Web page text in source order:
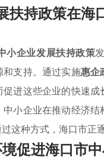
扶持政策在海
小企业发展扶持政策
支持。通过实施惠企
进这些企业的快速
小企业在推动经济
这种方式，海口市正
促进海口市